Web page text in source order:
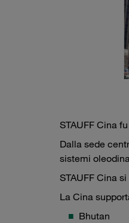
STAUFF Cina
Dalla sede
sistemi
STAUFF Cina
La Cina
Bhutan